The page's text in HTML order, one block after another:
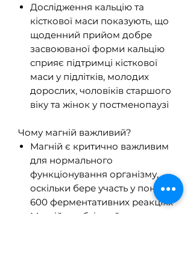
Дослідження кальцію та
кісткової маси показують, що
щоденний прийом добре
засвоюваної форми кальцію
сприяє підтримці кісткової
маси у підлітків, молодих
дорослих, чоловіків старшого
віку та жінок у постменопаузі
Чому магній важливий?
Магній є критично важливим
для нормального
функціонування організму,
оскільки бере участь у понад
600 ферментативних реакціях
Магній необхідний для